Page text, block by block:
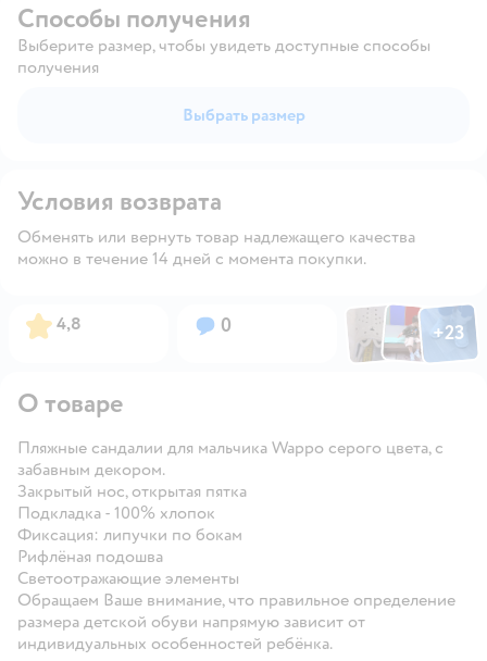
Способы получения
Выберите размер, чтобы увидеть доступные способы
получения
Выбрать размер
Условия возврата
Обменять или вернуть товар надлежащего качества
можно в течение 14 дней с момента покупки.
Рейтинг:
4,8 Вопросов:
0 ФотоФотоФото
+23
Открыть
О товаре
Пляжные сандалии для мальчика Wappo серого цвета, с
забавным декором.
Закрытый нос, открытая пятка
Подкладка - 100% хлопок
Фиксация: липучки по бокам
Рифлёная подошва
Светоотражающие элементы
Обращаем Ваше внимание, что правильное определение
размера детской обуви напрямую зависит от
индивидуальных особенностей ребёнка.